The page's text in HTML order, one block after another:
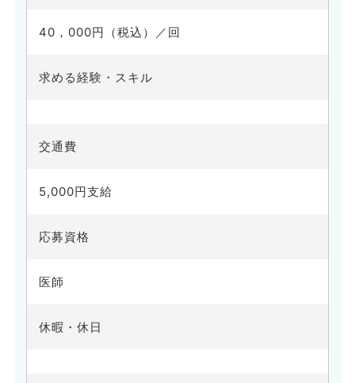
40，000円（税込）／回
求める経験・スキル
交通費
5,000円支給
応募資格
医師
休暇・休日